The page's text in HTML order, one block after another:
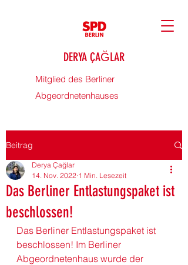
DERYA ÇAĞLAR
Mitglied des Berliner
Abgeordnetenhauses
Beitrag
Das Berliner Entlastungspaket ist
beschlossen!
Derya Çağlar
14. Nov. 2022 1 Min. Lesezeit
Das Berliner Entlastungspaket ist
beschlossen! Im Berliner
Abgeordnetenhaus wurde der